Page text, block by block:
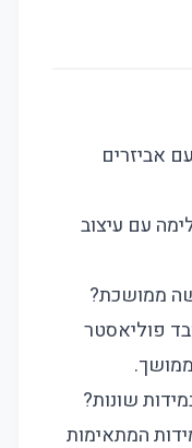
אביזרים
עם עיצוב
ממושכת?
פוליאסטר
שונות?
המתאימות